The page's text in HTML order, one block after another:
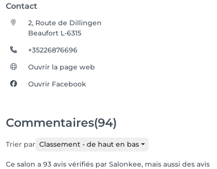
Contact
2, Route de Dillingen
Beaufort L-6315
+35226876696
Ouvrir la page web
Ouvrir Facebook
Commentaires(94)
Trier par Classement - de haut en bas
Ce salon a 93 avis vérifiés par Salonkee, mais aussi des avis